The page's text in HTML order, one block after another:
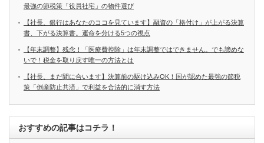
最強の節税策「役員社宅」の物件選び
【社長、銀行はあなたのココを見ています】融資の「格付け」が上がる決算
書、下がる決算書。運命を分ける5つの視点
【年末調整】残念！「医療費控除」は年末調整ではできません。でも諦めな
いで！税金を取り戻す唯一の方法とは
【社長、まだ間に合います】決算前の駆け込みOK！国が認めた最強の節税
策「倒産防止共済」で利益を合法的に消す方法
おすすめの記事はコチラ！